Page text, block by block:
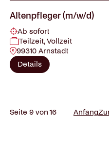
Altenpfleger (m/w/d)
Ab sofort
Teilzeit, Vollzeit
99310 Arnstadt
Details
Seite 9 von 16 Anfang